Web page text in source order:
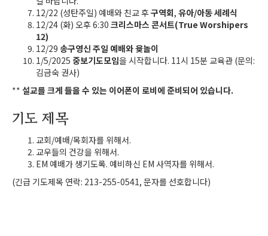
12/22 (성탄주일) 예배와 친교 후구역회, 유아/아동 세례식
12/24 (화) 오후 6:30 크리스마스 콘서트(True Worshipers
12)
12/29 송구영신 주일 예배와 윷놀이
1/5/2025 중보기도모임을 시작합니다. 11시 15분 교육관 (문의:
김금숙 권사)
** 설교를 크게 들을 수 있는 이어폰이 로비에 준비되어 있습니다.
기도 제목
교회/예배/목회자를 위해서.
교우들의 건강을 위해서.
EM 예배가 생기도록. 예비하신 EM 사역자를 위해서.
(긴급 기도제목 연락: 213-255-0541, 문자를 선호합니다)